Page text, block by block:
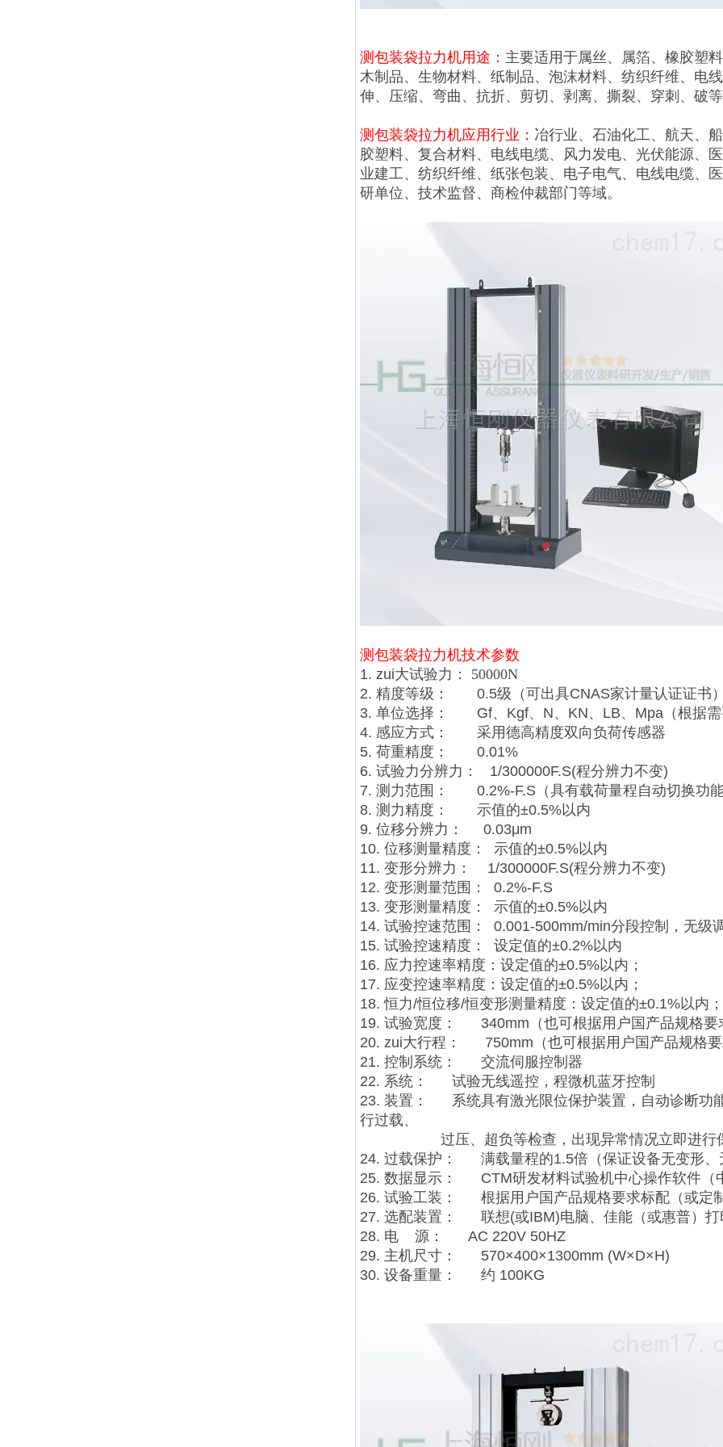
测包装袋拉力机用途： 主要适用于属丝、属箔、橡胶塑
木制品、生物材料、纸制品、泡沫材料、纺织纤维、电
伸、压缩、弯曲、抗折、剪切、剥离、撕裂、穿刺、破
测包装袋拉力机应用行业： 冶行业、石油化工、航天、
胶塑料、复合材料、电线电缆、风力发电、光伏能源、
业建工、纺织纤维、纸张包装、电子电气、电线电缆、
研单位、技术监督、商检仲裁部门等域。
测包装袋拉力机技术参数
1. zui大试验力： 50000N
2. 精度等级： 0.5级（可出具CNAS家计量认证证书
3. 单位选择： Gf、Kgf、N、KN、LB、Mpa（根据需
4. 感应方式： 采用德高精度双向负荷传感器
5. 荷重精度： 0.01%
6. 试验力分辨力： 1/300000F.S(程分辨力不变)
7. 测力范围： 0.2%-F.S（具有载荷量程自动切换功
8. 测力精度： 示值的±0.5%以内
9. 位移分辨力： 0.03μm
10. 位移测量精度： 示值的±0.5%以内
11. 变形分辨力： 1/300000F.S(程分辨力不变)
12. 变形测量范围： 0.2%-F.S
13. 变形测量精度： 示值的±0.5%以内
14. 试验控速范围： 0.001-500mm/min分段控制，无级
15. 试验控速精度： 设定值的±0.2%以内
16. 应力控速率精度：设定值的±0.5%以内；
17. 应变控速率精度：设定值的±0.5%以内；
18. 恒力/恒位移/恒变形测量精度：设定值的±0.1%以内；
19. 试验宽度： 340mm（也可根据用户国产品规格要
20. zui大行程： 750mm（也可根据用户国产品规格
21. 控制系统： 交流伺服控制器
22. 系统： 试验无线遥控，程微机蓝牙控制
23. 装置： 系统具有激光限位保护装置，自动诊断功
行过载、
过压、超负等检查，出现异常情况立即进行
24. 过载保护： 满载量程的1.5倍（保证设备无变形、
25. 数据显示： CTM研发材料试验机中心操作软件（
26. 试验工装： 根据用户国产品规格要求标配（或定
27. 选配装置： 联想(或IBM)电脑、佳能（或惠普）打
28. 电 源： AC 220V 50HZ
29. 主机尺寸： 570×400×1300mm (W×D×H)
30. 设备重量： 约 100KG